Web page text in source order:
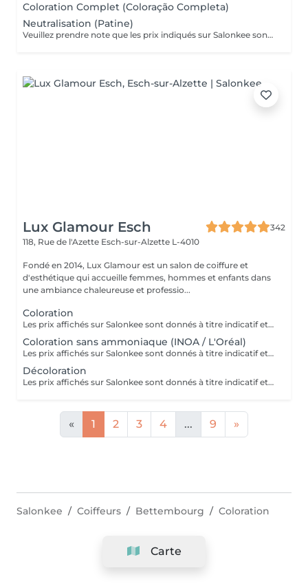
Coloration Complet (Coloração Completa)
Neutralisation (Patine)
Veuillez prendre note que les prix indiqués sur Salonkee sont communiqués à titre informatif et s'entendent de base. Ces derniers sont susceptibles de varier selon le diagnostic réalisé à votre arrivée au salon et l'expertise du professionnel à qui vous confiez votre beauté. Dans tous les cas, un devis précis vous sera proposé et toutes réalisations de prestations seront effectuées avec votre accord. Un grand merci d'avance pour votre compréhension. Au plaisir de vous revoir très vite. Alexandre Lopes
Lux Glamour Esch
342
118, Rue de l'Azette Esch-sur-Alzette L-4010
Fondé en 2014, Lux Glamour est un salon de coiffure et
d'esthétique qui accueille femmes, hommes et enfants dans
une ambiance chaleureuse et professio...
Coloration
Les prix affichés sur Salonkee sont donnés à titre indicatif et représentent les tarifs de base. Ceux-ci peuvent varier en fonction du diagnostic effectué lors de votre arrivée au salon et de l'expertise du professionnel à qui vous confiez vos soins de beauté. Dans tout les cas, un devis détaillé vous sera proposé et toute prestation sera réalisée avec votre accord.
Coloration sans ammoniaque (INOA / L'Oréal)
Les prix affichés sur Salonkee sont donnés à titre indicatif et représentent les tarifs de base. Ceux-ci peuvent varier en fonction du diagnostic effectué lors de votre arrivée au salon et de l'expertise du professionnel à qui vous confiez vos soins de beauté. Dans tout les cas, un devis détaillé vous sera proposé et toute prestation sera réalisée avec votre accord.
Décoloration
Les prix affichés sur Salonkee sont donnés à titre indicatif et représentent les tarifs de base. Ceux-ci peuvent varier en fonction du diagnostic effectué lors de votre arrivée au salon et de l'expertise du professionnel à qui vous confiez vos soins de beauté. Dans tout les cas, un devis détaillé vous sera proposé et toute prestation sera réalisée avec votre accord.
« 1 2 3 4 ... 9 »
Carte
Salonkee Coiffeurs Bettembourg Coloration